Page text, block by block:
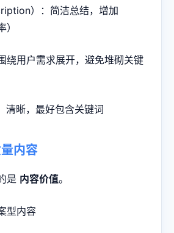
）：简洁总结，增加
绕用户需求展开，避免堆砌关键
清晰，最好包含关键词
内容
是 内容价值。
型内容